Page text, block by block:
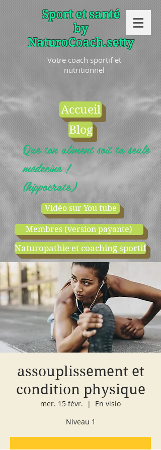
Sport et santé
by
NaturoCoach.setty
Votre coach sportif et
nutritionnel
Accueil
Blog
Que ton aliment soit ta seule
médecine !
(hippocrate)
Vidéo sur You tube
Membres (version payante)
Naturopathie et coaching sportif
cours d'essai boutique
assouplissement et
condition physique
mer. 15 févr.
  |
En visio
Niveau 1